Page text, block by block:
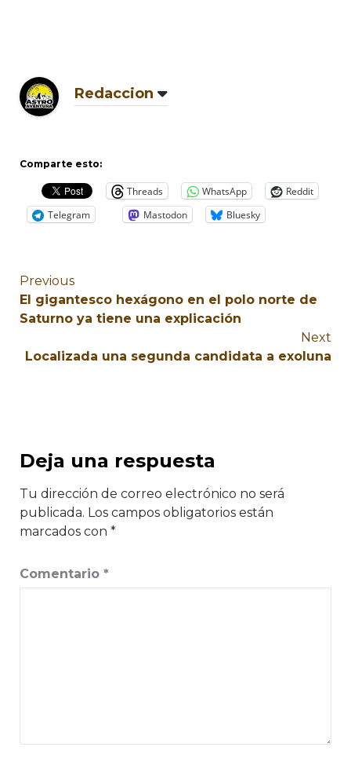
Redaccion
Comparte esto:
Threads WhatsApp
Reddit
Telegram
Mastodon Bluesky
Previous
El gigantesco hexágono en el polo norte de
Saturno ya tiene una explicación
Next
Localizada una segunda candidata a exoluna
Deja una respuesta
Tu dirección de correo electrónico no será
publicada. Los campos obligatorios están
marcados con *
Comentario *